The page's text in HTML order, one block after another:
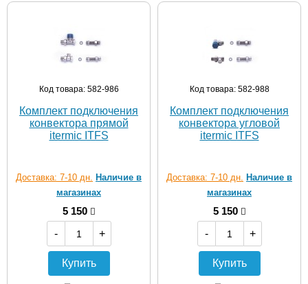
Код товара: 582-986
Комплект подключения
конвектора прямой
itermic ITFS
Доставка: 7-10 дн. Наличие в
магазинах
5 150
-
+
Купить
Код товара: 582-988
Комплект подключения
конвектора угловой
itermic ITFS
Доставка: 7-10 дн. Наличие в
магазинах
5 150
-
+
Купить